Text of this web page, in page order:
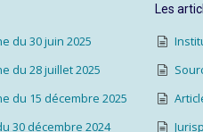
du 30 juin 2025
du 28 juillet 2025
du 15 décembre 2025
30 décembre 2024
Les